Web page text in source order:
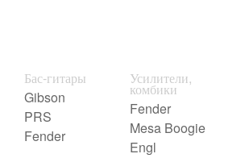
Бас-гитары
Gibson
PRS
Fender
Усилители,
комбики
Fender
Mesa Boogie
Engl